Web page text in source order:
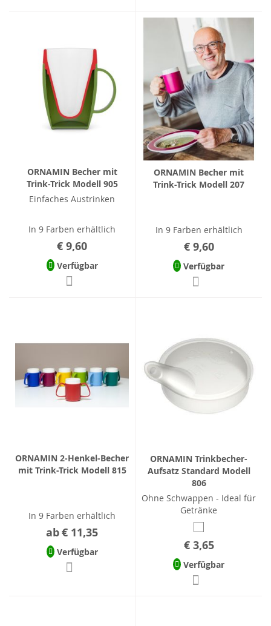
ORNAMIN Becher mit
Trink-Trick Modell 905
Einfaches Austrinken
In 9 Farben erhältlich
€ 9,60
Verfügbar
ORNAMIN Becher mit
Trink-Trick Modell 207
In 9 Farben erhältlich
€ 9,60
Verfügbar
ORNAMIN 2-Henkel-Becher
mit Trink-Trick Modell 815
In 9 Farben erhältlich
ab€ 11,35
Verfügbar
ORNAMIN Trinkbecher-
Aufsatz Standard Modell
806
Ohne Schwappen - Ideal für
Getränke
€ 3,65
Verfügbar